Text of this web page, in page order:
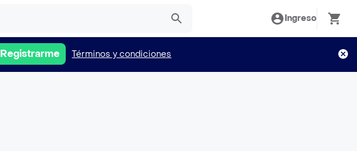
Ingreso
Registrarme Términos y condiciones